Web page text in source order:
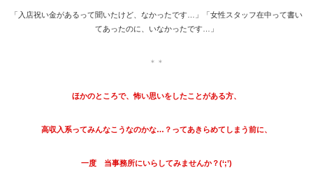
「入店祝い金があるって聞いたけど、なかったです…」
「女性スタッフ在中って書い
てあったのに、いなかったです…」
＊＊
ほかのところで、怖い思いをしたことがある方、
高収入系ってみんなこうなのかな…？ってあきらめてしまう前に、
一度 当事務所にいらしてみませんか？(‘;’)